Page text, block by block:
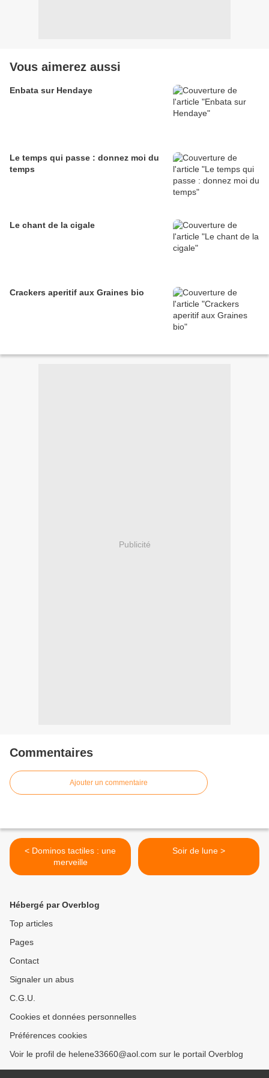
Vous aimerez aussi
Enbata sur Hendaye
Le temps qui passe : donnez moi du
temps
Le chant de la cigale
Crackers aperitif aux Graines bio
Publicité
Commentaires
Ajouter un commentaire
< Dominos tactiles : une
merveille
Soir de lune >
Hébergé par Overblog
Top articles
Pages
Contact
Signaler un abus
C.G.U.
Cookies et données personnelles
Préférences cookies
Voir le profil de helene33660@aol.com sur le portail Overblog